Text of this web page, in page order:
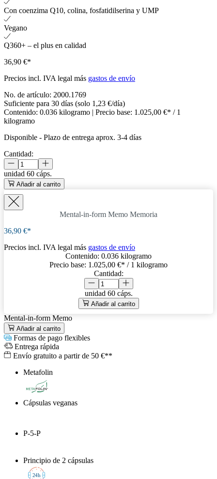
Con coenzima Q10, colina, fosfatidilserina y UMP
Vegano
Q360+ – el plus en calidad
36,90 €*
Precios incl. IVA legal más gastos de envío
No. de artículo: 2000.1769
Suficiente para 30 días (solo 1,23 €/día)
Contenido: 0.036 kilogramo | Precio base: 1.025,00 €* / 1
kilogramo
Disponible - Plazo de entrega aprox. 3-4 días
Cantidad:
unidad 60 cáps.
Añadir al carrito
Mental-in-form Memo Memoria
36,90 €*
Precios incl. IVA legal más gastos de envío
Contenido: 0.036 kilogramo
Precio base: 1.025,00 €* / 1 kilogramo
Cantidad:
unidad 60 cáps.
Añadir al carrito
Mental-in-form Memo
Añadir al carrito
Formas de pago flexibles
Entrega rápida
Envío gratuito a partir de 50 €**
Metafolin
®
Cápsulas veganas
P-5-P
Principio de 2 cápsulas
24h